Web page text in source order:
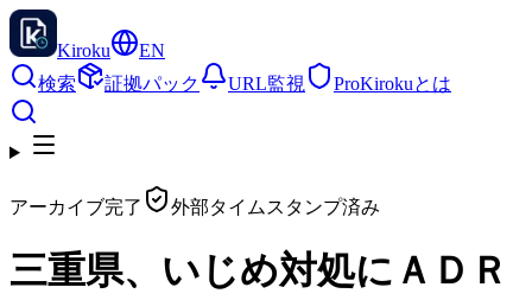
Kiroku
EN
検索
証拠パック URL監視 ProKirokuとは
アーカイブ完了 外部タイムスタンプ済み
三重県、いじめ対処にＡＤＲ